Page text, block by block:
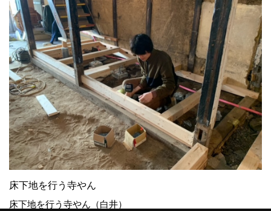
床下地を行う寺やん
床下地を行う寺やん（白井）